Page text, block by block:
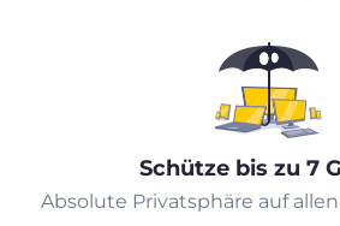
Schütze bis zu 7
Absolute Privatsphäre auf